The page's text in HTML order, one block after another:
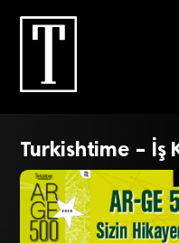
Turkishtime – İş